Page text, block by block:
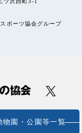
ポーツ協会グループ
物園・公園等一覧